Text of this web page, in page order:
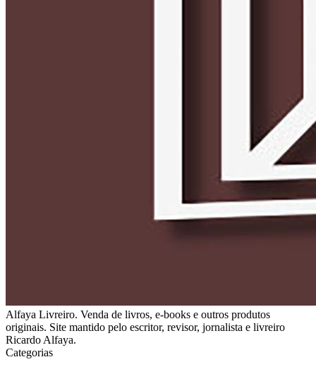
Alfaya Livreiro. Venda de livros, e-books e outros produtos
originais. Site mantido pelo escritor, revisor, jornalista e livreiro
Ricardo Alfaya.
Categorias